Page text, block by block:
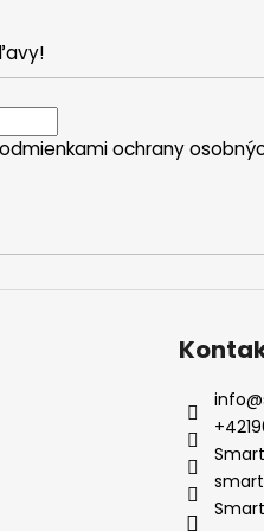
ochrany
info@